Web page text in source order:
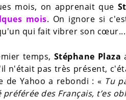
mois, on apprenait que
mois. On ignore si
qui fait vibrer son cœur...
temps, Stéphane Plaza
n'était pas très présent,
de Yahoo a rebondi : « Tu
des Français, t’es